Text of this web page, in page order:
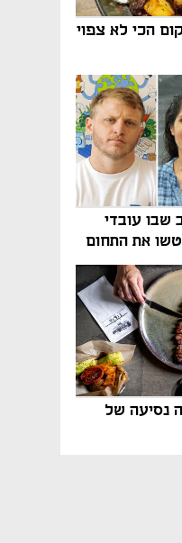
הכי לא צפוי
שבו עובדי
את התחום
נסיעה של